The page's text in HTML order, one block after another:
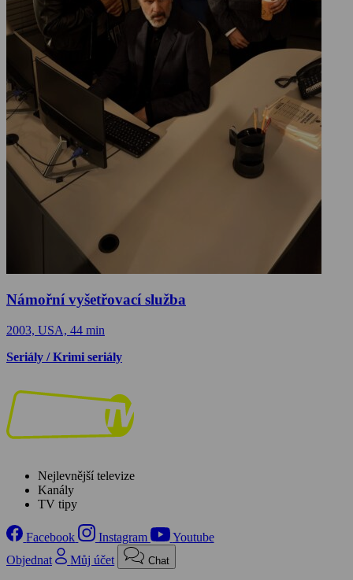
Námořní vyšetřovací služba
2003, USA, 44 min
Seriály / Krimi seriály
Nejlevnější televize
Kanály
TV tipy
Facebook Instagram
Youtube
Objednat
Můj účet Chat